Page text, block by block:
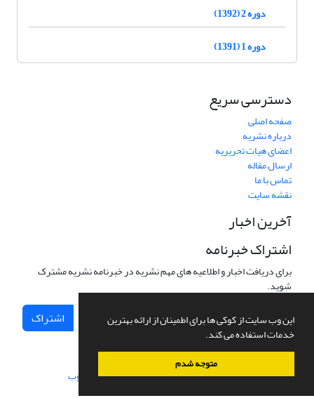
این وب سایت از کوکی ها برای اطمینان از ارائه بهترین
خدمات استفاده می کند.
متوجه شدم
دوره 2 (1392)
دوره 1 (1391)
دسترسی سریع
صفحه اصلی
درباره نشریه
اعضای هیات تحریریه
ارسال مقاله
تماس با ما
نقشه سایت
آخرین اخبار
اشتراک خبرنامه
برای دریافت اخبار و اطلاعیه های مهم نشریه در خبرنامه نشریه مشترک
شوید.
اشتراک
سامانه مدیریت نشریات علمی.طراحی و پیاده سازی از سیناوب